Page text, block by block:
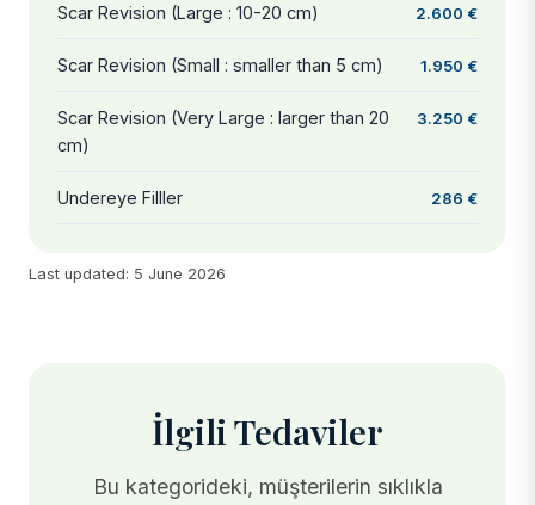
Scar Revision (Large : 10-20 cm) 2.600 €
Scar Revision (Small : smaller than 5 cm) 1.950 €
Scar Revision (Very Large : larger than 20
cm)
3.250 €
Undereye Filller 286 €
Last updated: 5 June 2026
İlgili Tedaviler
Bu kategorideki, müşterilerin sıklıkla